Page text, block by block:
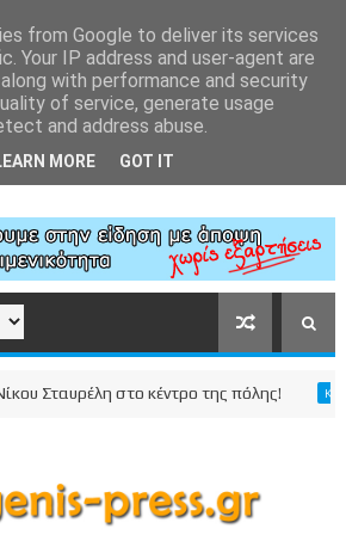
στο κέντρο της πόλης!
from Google to deliver its services
Your IP address and user-agent are
with performance and security
of service, generate usage
and address abuse.
MORE GOT IT